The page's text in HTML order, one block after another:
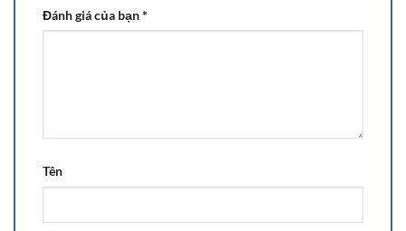
Đánh giá của bạn*
Tên